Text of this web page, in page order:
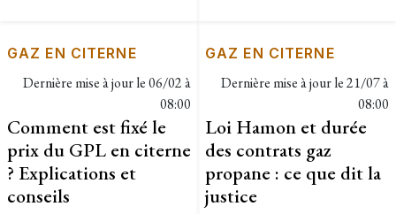
GAZ EN CITERNE
Dernière mise à jour le06/02 à
08:00
Comment est fixé le
prix du GPL en citerne
? Explications et
conseils
GAZ EN CITERNE
Dernière mise à jour le21/07 à
08:00
Loi Hamon et durée
des contrats gaz
propane : ce que dit la
justice